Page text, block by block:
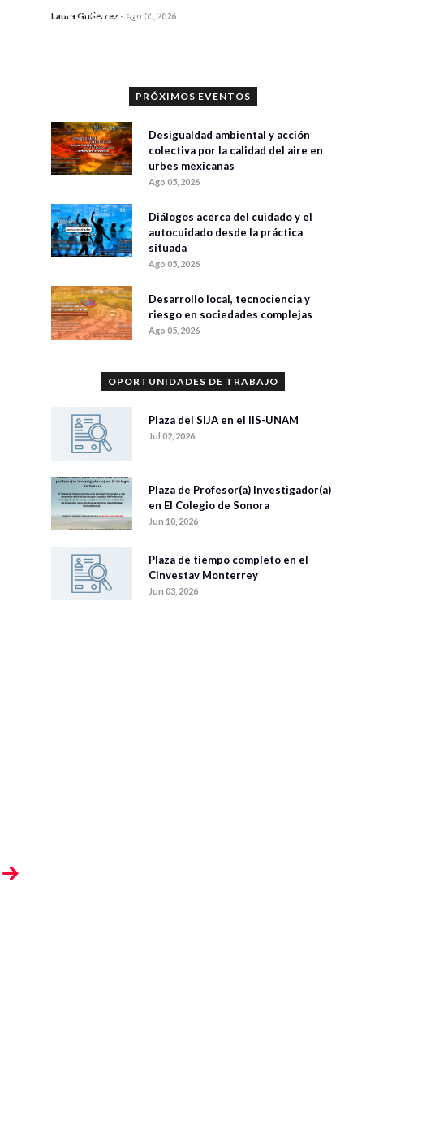
0 veces compartido
Laura Gutiérrez -Ago 05, 2026
PRÓXIMOS EVENTOS
Desigualdad ambiental y acción
colectiva por la calidad del aire en
urbes mexicanas
Ago 05, 2026
Diálogos acerca del cuidado y el
autocuidado desde la práctica
situada
Ago 05, 2026
Desarrollo local, tecnociencia y
riesgo en sociedades complejas
Ago 05, 2026
OPORTUNIDADES DE TRABAJO
Plaza del SIJA en el IIS-UNAM
Jul 02, 2026
Plaza de Profesor(a) Investigador(a)
en El Colegio de Sonora
Jun 10, 2026
Plaza de tiempo completo en el
Cinvestav Monterrey
Jun 03, 2026